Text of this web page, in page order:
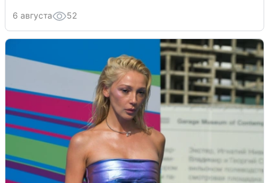
6 августа 52